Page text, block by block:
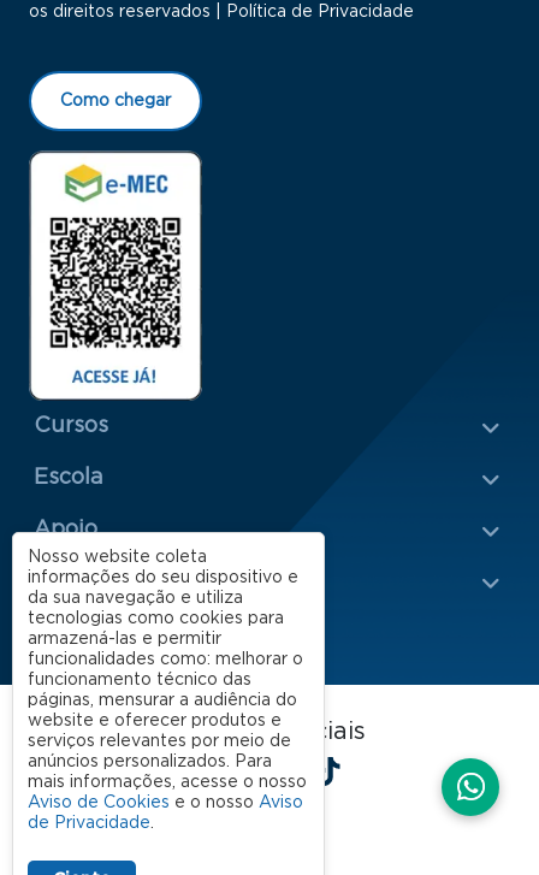
os direitos reservados |
Política de Privacidade
Como chegar
Menu Rodapé 1
Cursos
Escola
Rodapé 2
Apoio
Impacto
FGV EAESP nas redes sociais
LinkedIn
Facebook
Instagram
X YouTube
SpotifyTikTok
Nosso website coleta
informações do seu dispositivo e
da sua navegação e utiliza
tecnologias como cookies para
armazená-las e permitir
funcionalidades como: melhorar o
funcionamento técnico das
páginas, mensurar a audiência do
website e oferecer produtos e
serviços relevantes por meio de
anúncios personalizados. Para
mais informações, acesse o nosso
Aviso de Cookies e o nosso Aviso
de Privacidade.